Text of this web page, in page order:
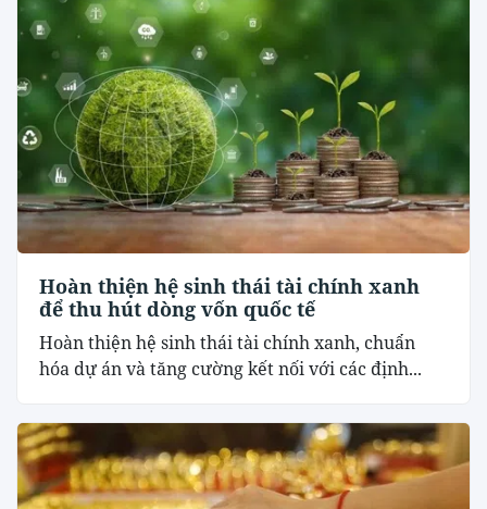
Hoàn thiện hệ sinh thái tài chính xanh
để thu hút dòng vốn quốc tế
Hoàn thiện hệ sinh thái tài chính xanh, chuẩn
hóa dự án và tăng cường kết nối với các định...